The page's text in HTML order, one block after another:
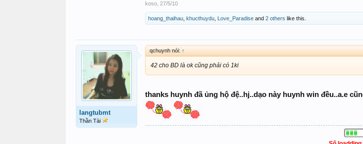
koso 27/5/10
hoang_thaihau khucthuydu Love_Paradise and 2 others like this.
langtubmt
Thần Tài
qchuynh nói: ↑
42 cho BD là ok cũng phải có 1ki
thanks huynh đã ủng hộ đệ..hj..dạo này huynh win đều..a.e